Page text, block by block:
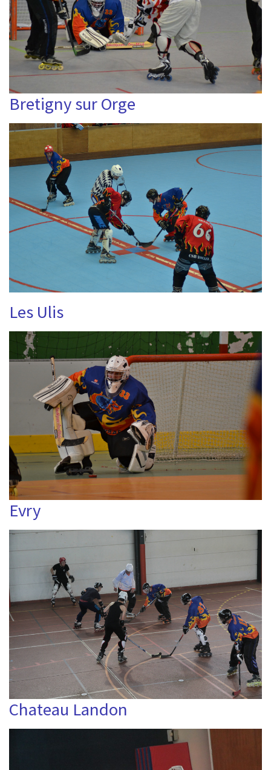
Bretigny sur Orge
Les Ulis
Evry
Chateau Landon